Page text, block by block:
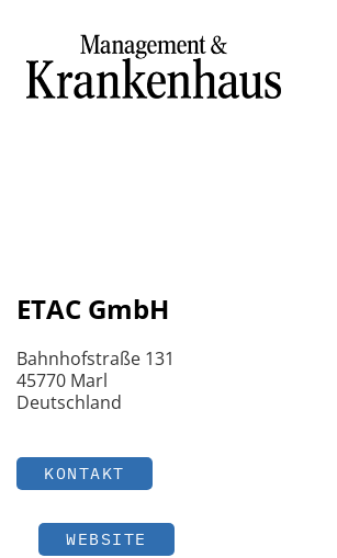
ETAC GmbH
Bahnhofstraße 131
45770 Marl
Deutschland
KONTAKT
WEBSITE